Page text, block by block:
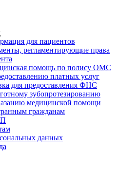
для пациентов
регламентирующие права
помощь по полису ОМС
платных услуг
для предоставления ФНС
зубопротезированию
медицинской помощи
гражданам
данных